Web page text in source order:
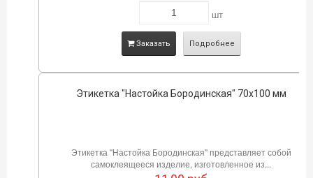
шт
Заказать Подробнее
Этикетка "Настойка Бородинская" 70х100 мм
Этикетка "Настойка Бородинская" представляет собой
самоклеящееся изделие, изготовленное из...